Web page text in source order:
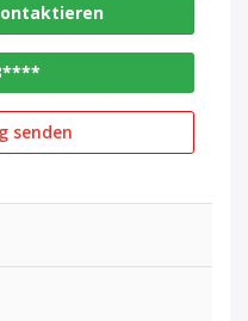
senden